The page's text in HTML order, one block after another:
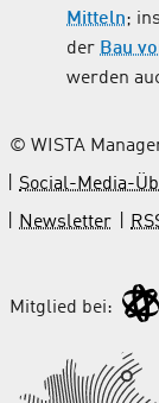
Mitteln;
der Bau
werden
© WISTA
Social-Media-
Newsletter
Mitglied bei: